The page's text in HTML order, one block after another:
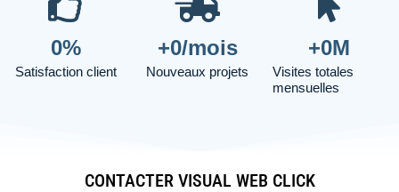
Satisfaction client
0%
Nouveaux projets
+0/mois
Visites totales
mensuelles
+0M
CONTACTER VISUAL WEB CLICK